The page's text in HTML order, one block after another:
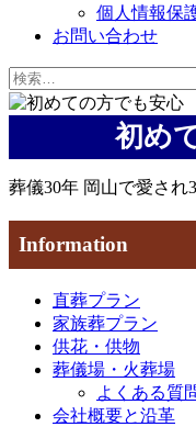
個人情報保
お問い合わせ
検
索:
初め
葬儀30年 岡山で愛され
Information
直葬プラン
家族葬プラン
供花・供物
葬儀場・火葬場
よくある質
会社概要と沿革